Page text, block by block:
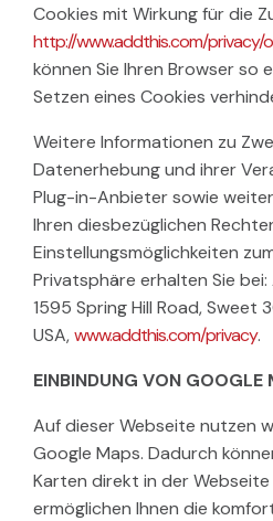
Cookies mit Wirkung für die
http://www.addthis.com/
können Sie Ihren Browser so
Setzen eines Cookies
Weitere Informationen zu
Datenerhebung und ihrer
Plug-in-Anbieter sowie
Ihren diesbezüglichen
Einstellungsmöglichkeiten
Privatsphäre erhalten Sie bei:
1595 Spring Hill Road, Sweet
USA,www.addthis.com/privacy.
EINBINDUNG VON GOOGLE
Auf dieser Webseite nutzen
Google Maps. Dadurch
Karten direkt in der Webseite
ermöglichen Ihnen die